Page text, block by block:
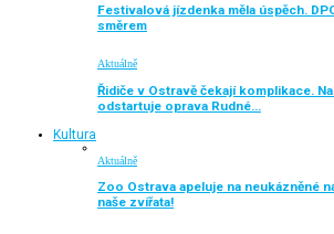
Festivalová jízdenka měla úspěch.
směrem
Aktuálně
Řidiče v Ostravě čekají komplikace.
odstartuje oprava Rudné…
Kultura
Aktuálně
Zoo Ostrava apeluje na neukázněné
naše zvířata!